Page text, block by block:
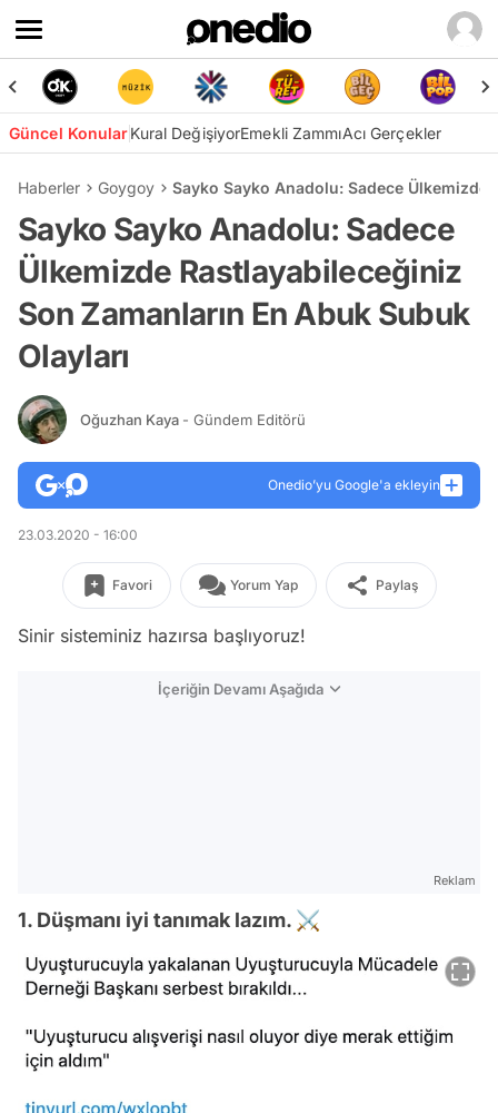
Güncel KonularKural DeğişiyorEmekli ZammıAcı Gerçekler
Haberler Goygoy Sayko Sayko Anadolu: Sadece Ülkemizde
Sayko Sayko Anadolu: Sadece
Ülkemizde Rastlayabileceğiniz
Son Zamanların En Abuk Subuk
Olayları
Oğuzhan Kaya - Gündem Editörü
Onedio’yu Google'a ekleyin
23.03.2020 - 16:00
Favori Yorum Yap Paylaş
Sinir sisteminiz hazırsa başlıyoruz!
İçeriğin Devamı Aşağıda
Reklam
1. Düşmanı iyi tanımak lazım. ⚔️